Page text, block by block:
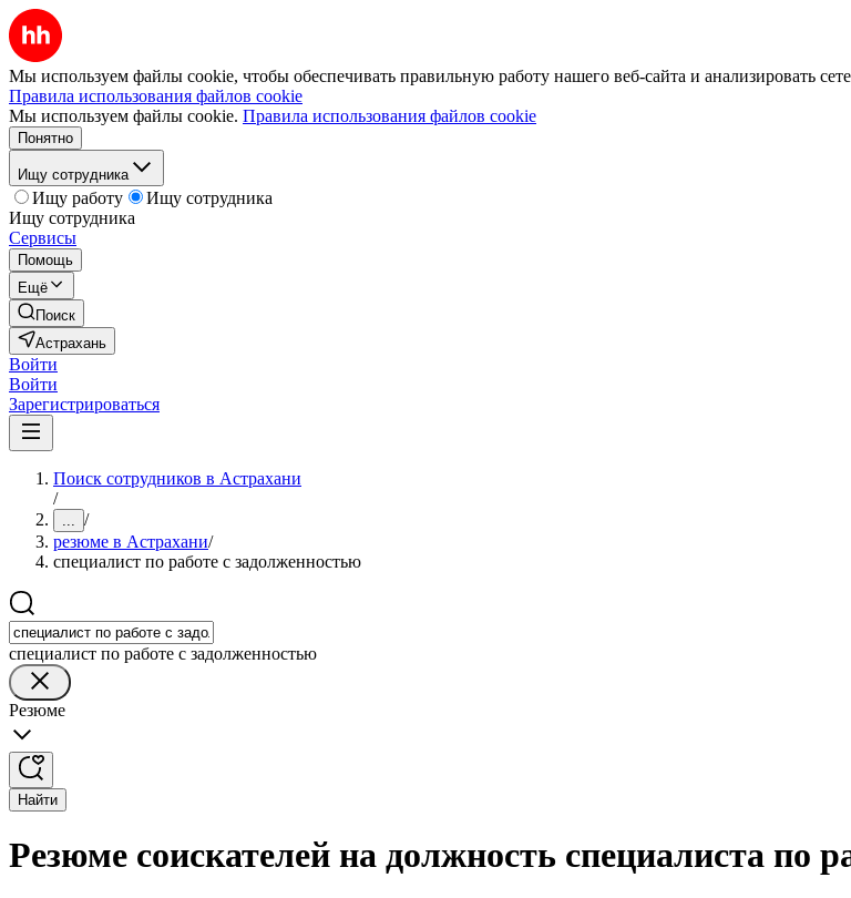
Мы используем файлы cookie, чтобы обеспечивать правильную работу нашего веб-сайта и анализировать
Правила использования файлов cookie
Мы используем файлы cookie. Правила использования файлов cookie
Понятно
Ищу сотрудника
Ищу работу
Ищу сотрудника
Ищу сотрудника
Сервисы
Помощь
Ещё
Поиск
Астрахань
Войти
Войти
Зарегистрироваться
Поиск сотрудников в Астрахани
/
... /
резюме в Астрахани/
специалист по работе с задолженностью
специалист по работе с задолженностью
Резюме
Найти
Резюме соискателей на должность специалиста по